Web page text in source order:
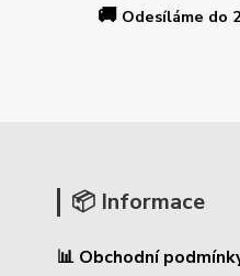
🚚Odesíláme do
📦 Informace
📊 Obchodní